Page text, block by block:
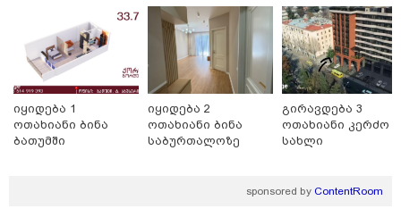
19:33 / 07-08-2026
"მოვიპოვეთ ფარული ჩანაწერი ნია იმნაძესა და
მამამისს შორის, განიხილავდნენ, როგორ ჩაიდინა
გაბაშვილმა დანაშაული" - გიგა ავალიანის საქმის
პროკურორი ნია იმნაძის და მამის დიალოგის
ფარული ჩანაწერის შინაარსს ასაჯაროებს
იყიდება 1
ოთახიანი ბინა
ბათუმში
იყიდება 2
ოთახიანი ბინა
საბურთალოზე
გირავდება 3
ოთახიანი კერძო
სახლი
sponsored by ContentRoom